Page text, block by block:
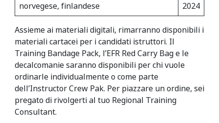
norvegese, finlandese
2024
Assieme ai materiali digitali, rimarranno disponibili i
materiali cartacei per i candidati istruttori. Il
Training Bandage Pack, l’EFR Red Carry Bag e le
decalcomanie saranno disponibili per chi vuole
ordinarle individualmente o come parte
dell’Instructor Crew Pak. Per piazzare un ordine, sei
pregato di rivolgerti al tuo Regional Training
Consultant.